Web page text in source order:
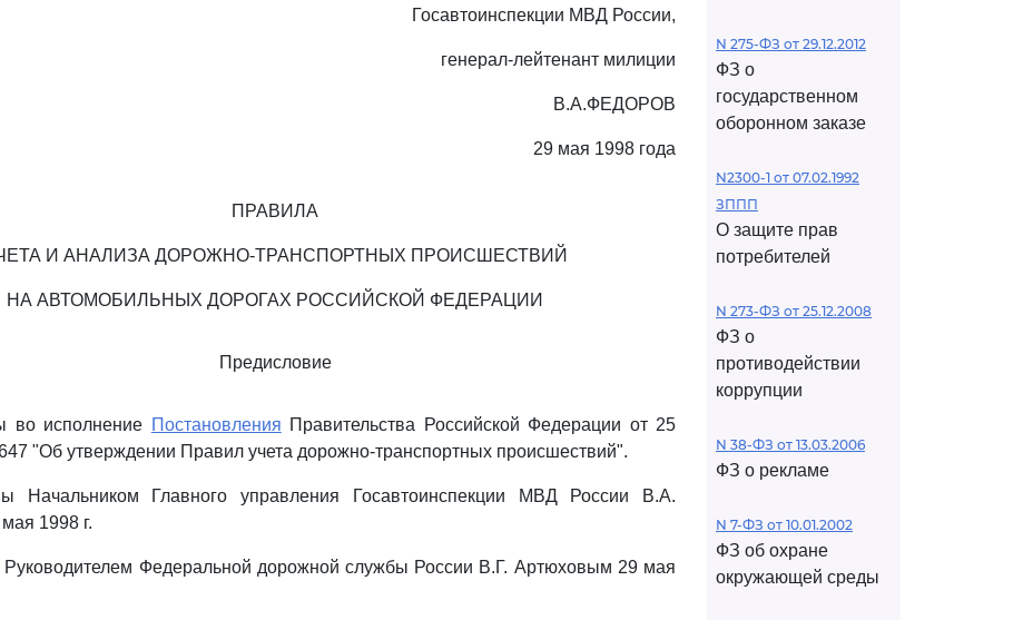
Госавтоинспекции МВД России,
генерал-лейтенант милиции
В.А.ФЕДОРОВ
29 мая 1998 года
ПРАВИЛА
И АНАЛИЗА ДОРОЖНО-ТРАНСПОРТНЫХ ПРОИСШЕСТВИЙ
НА АВТОМОБИЛЬНЫХ ДОРОГАХ РОССИЙСКОЙ ФЕДЕРАЦИИ
Предисловие
во исполнение Постановления Правительства Российской Федерации от 25
"Об утверждении Правил учета дорожно-транспортных происшествий".
Начальником Главного управления Госавтоинспекции МВД России В.А.
1998 г.
Федеральной дорожной службы России В.Г. Артюховым 29 мая
N 275-ФЗ от 29.12.2012
ФЗ о
государственном
оборонном заказе
N2300-1 от 07.02.1992
ЗППП
О защите прав
потребителей
N 273-ФЗ от 25.12.2008
ФЗ о
противодействии
коррупции
N 38-ФЗ от 13.03.2006
ФЗ о рекламе
N 7-ФЗ от 10.01.2002
ФЗ об охране
окружающей среды